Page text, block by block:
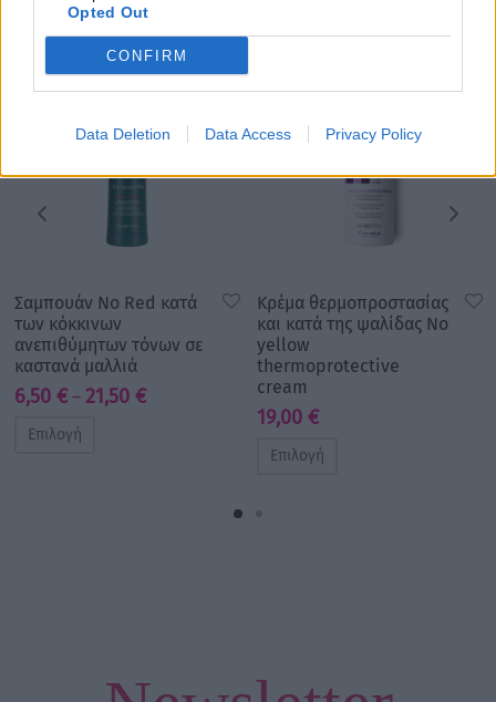
Opted Out
CONFIRM
Data Deletion Data Access Privacy Policy
Σαμπουάν No Red κατά
των κόκκινων
ανεπιθύμητων τόνων σε
καστανά μαλλιά
6,50 € – 21,50 €Price
Επιλογή
Κρέμα θερμοπροστασίας
και κατά της ψαλίδας No
yellow
thermoprotective
cream
19,00 €
Επιλογή